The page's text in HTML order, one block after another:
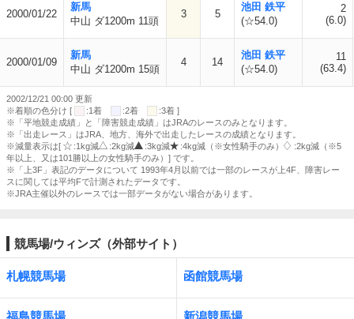
2000/01/22
新馬
中山 ダ1200m 11頭
3 5
池田 鉄平
(☆54.0)
2
(6.0)
2000/01/09
新馬
中山 ダ1200m 15頭
4 14
池田 鉄平
(☆54.0)
11
(63.4)
2002/12/21 00:00 更新
※着順の色分け [
:1着 :2着
:3着 ]
※「平地競走成績」と「障害競走成績」はJRAのレースのみとなります。
※「出走レース」はJRA、地方、海外で出走したレースの成績となります。
※減量表示は[
:1kg減 :2kg減 :3kg減 :4kg減（※女性騎手のみ）
:2kg減（※5
年以上、又は101勝以上の女性騎手のみ）] です。
※「上3F」表記のデータについて 1993年4月以前では一部のレースが上4F、障害レー
スに関しては平均Fで計測されたデータです。
※JRA主催以外のレースでは一部データがない場合があります。
競馬場/ウィンズ（外部サイト）
札幌競馬場 函館競馬場
福島競馬場 新潟競馬場